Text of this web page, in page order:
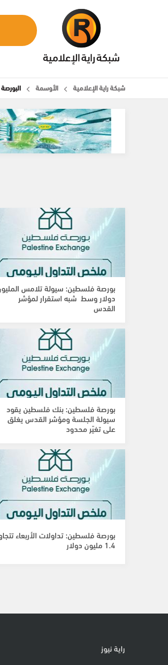
شبكة راية الإعلامية الأوسمة البورصة
بورصة فلسطين: سيولة تلامس
دولار وسط شبه استقرار لمؤشر
القدس
بورصة فلسطين: بنك فلسطين يقود
سيولة الجلسة ومؤشر القدس يغلق
على تغيّر محدود
بورصة فلسطين: تداولات الأربعاء
1.4 مليون دولار
راية نيوز